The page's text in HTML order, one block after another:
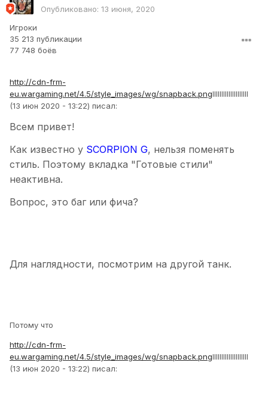
Опубликовано: 13 июня, 2020
Игроки
35 213 публикации
77 748 боёв
http://cdn-frm-
eu.wargaming.net/4.5/style_images/wg/snapback.pnglIIIIIIIIIIIIIIIIIII
(13 июн 2020 - 13:22) писал:
Всем привет!
Как известно у SCORPION G, нельзя поменять
стиль. Поэтому вкладка "Готовые стили"
неактивна.
Вопрос, это баг или фича?
Для наглядности, посмотрим на другой танк.
Потому что
http://cdn-frm-
eu.wargaming.net/4.5/style_images/wg/snapback.pnglIIIIIIIIIIIIIIIIIII
(13 июн 2020 - 13:22) писал: